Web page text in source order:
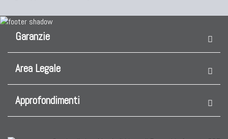
Garanzie
Area Legale
Approfondimenti